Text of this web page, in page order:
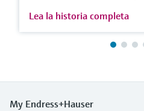
Lea la historia completa
My Endress+Hauser